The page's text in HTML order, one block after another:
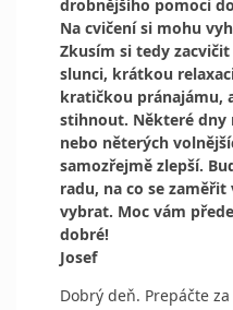
drobnějšího pomoci
Na cvičení si mohu
Zkusím si tedy
slunci, krátkou
kratičkou pránajámu,
stihnout. Některé dny
nebo něterých
samozřejmě zlepší.
radu, na co se zaměřit
vybrat. Moc vám
dobré!
Josef
Dobrý deň. Prepáčte